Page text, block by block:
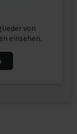
von
einsehen.